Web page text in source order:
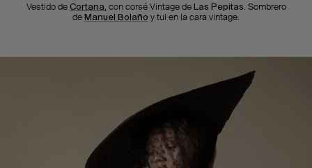
Vestido deCortana, con corsé Vintage deLas Pepitas. Sombrero
deManuel Bolaño y tul en la cara vintage.